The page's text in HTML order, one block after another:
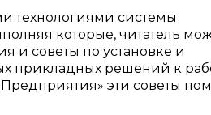
технологиями системы
которые, читатель
и советы по установке и
прикладных решений к
эти советы